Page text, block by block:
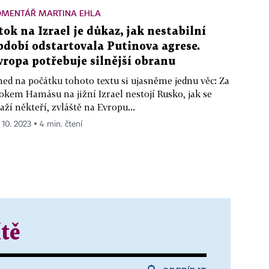
MARTINA EHLA
na Izrael je důkaz, jak nestabilní
odstartovala Putinova agrese.
potřebuje silnější obranu
na počátku tohoto textu si ujasněme jednu věc: Za
Hamásu na jižní Izrael nestojí Rusko, jak se
někteří, zvláště na Evropu...
10. 2023 ▪ 4 min. čtení